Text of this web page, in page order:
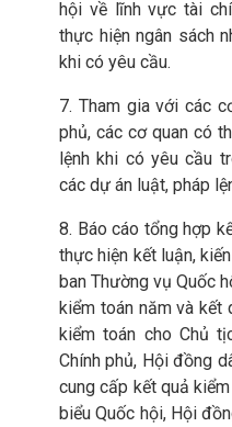
hội về lĩnh vực tài
thực hiện ngân sách
khi có yêu cầu.
7. Tham gia với các
phủ, các cơ quan có
lệnh khi có yêu cầu
các dự án luật, pháp
8. Báo cáo tổng hợp
thực hiện kết luận,
ban Thường vụ Quốc
kiểm toán năm và kết
kiểm toán cho Chủ
Chính phủ, Hội đồng
cung cấp kết quả
biểu Quốc hội, Hội